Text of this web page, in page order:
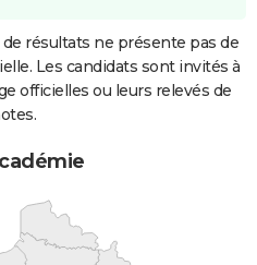
résultats ne présente pas de
Les candidats sont invités à
officielles ou leurs relevés de